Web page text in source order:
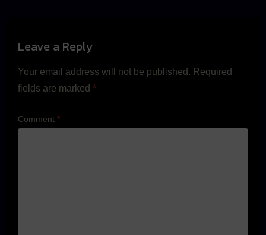
Leave a Reply
Your email address will not be published. Required
fields are marked *
Comment *